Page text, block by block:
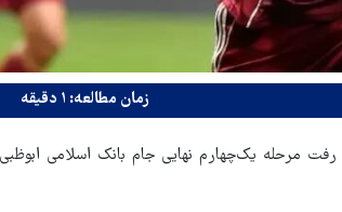
زمان مطالعه: ۱ دقیقه
مرحله یک‌چهارم نهایی جام بانک اسلامی ابوظبی